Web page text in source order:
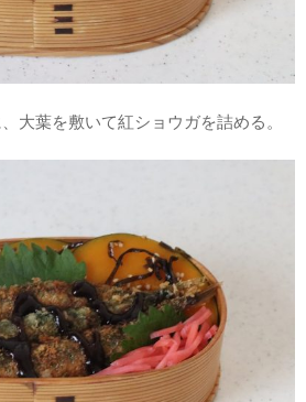
大葉を敷いて紅ショウガを詰める。